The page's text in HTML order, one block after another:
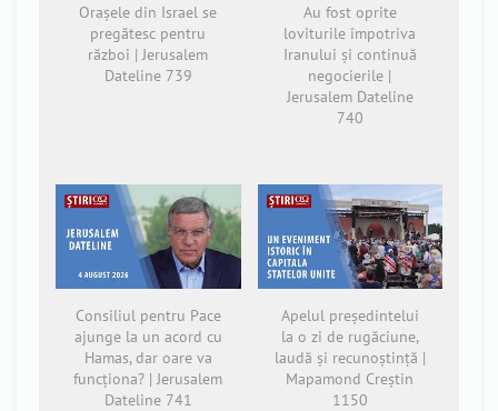
Orașele din Israel se
pregătesc pentru
război | Jerusalem
Dateline 739
Au fost oprite
loviturile împotriva
Iranului și continuă
negocierile |
Jerusalem Dateline
740
Consiliul pentru Pace
ajunge la un acord cu
Hamas, dar oare va
funcționa? | Jerusalem
Dateline 741
Apelul președintelui
la o zi de rugăciune,
laudă și recunoștință |
Mapamond Creștin
1150